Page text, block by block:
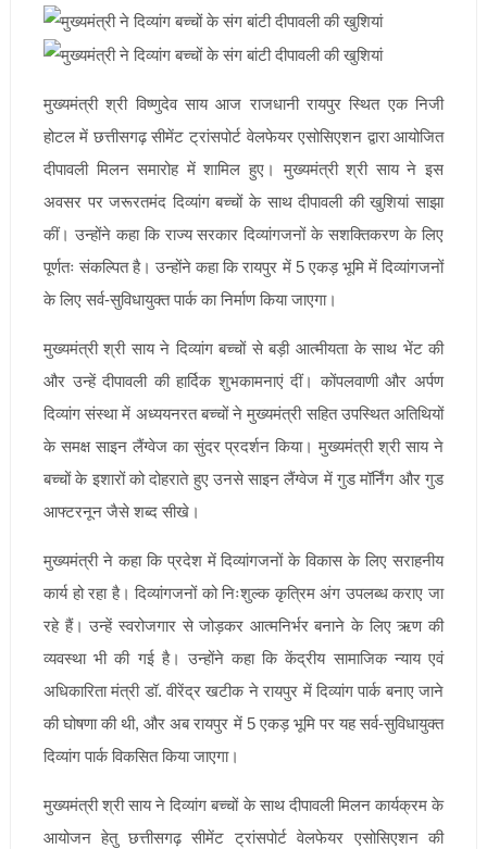
मुख्यमंत्री श्री विष्णुदेव साय आज राजधानी रायपुर स्थित एक निजी
होटल में छत्तीसगढ़ सीमेंट ट्रांसपोर्ट वेलफेयर एसोसिएशन द्वारा आयोजित
दीपावली मिलन समारोह में शामिल हुए। मुख्यमंत्री श्री साय ने इस
अवसर पर जरूरतमंद दिव्यांग बच्चों के साथ दीपावली की खुशियां साझा
कीं। उन्होंने कहा कि राज्य सरकार दिव्यांगजनों के सशक्तिकरण के लिए
पूर्णतः संकल्पित है। उन्होंने कहा कि रायपुर में 5 एकड़ भूमि में दिव्यांगजनों
के लिए सर्व-सुविधायुक्त पार्क का निर्माण किया जाएगा।
मुख्यमंत्री श्री साय ने दिव्यांग बच्चों से बड़ी आत्मीयता के साथ भेंट की
और उन्हें दीपावली की हार्दिक शुभकामनाएं दीं। कोंपलवाणी और अर्पण
दिव्यांग संस्था में अध्ययनरत बच्चों ने मुख्यमंत्री सहित उपस्थित अतिथियों
के समक्ष साइन लैंग्वेज का सुंदर प्रदर्शन किया। मुख्यमंत्री श्री साय ने
बच्चों के इशारों को दोहराते हुए उनसे साइन लैंग्वेज में गुड मॉर्निंग और गुड
आफ्टरनून जैसे शब्द सीखे।
मुख्यमंत्री ने कहा कि प्रदेश में दिव्यांगजनों के विकास के लिए सराहनीय
कार्य हो रहा है। दिव्यांगजनों को निःशुल्क कृत्रिम अंग उपलब्ध कराए जा
रहे हैं। उन्हें स्वरोजगार से जोड़कर आत्मनिर्भर बनाने के लिए ऋण की
व्यवस्था भी की गई है। उन्होंने कहा कि केंद्रीय सामाजिक न्याय एवं
अधिकारिता मंत्री डॉ. वीरेंद्र खटीक ने रायपुर में दिव्यांग पार्क बनाए जाने
की घोषणा की थी, और अब रायपुर में 5 एकड़ भूमि पर यह सर्व-सुविधायुक्त
दिव्यांग पार्क विकसित किया जाएगा।
मुख्यमंत्री श्री साय ने दिव्यांग बच्चों के साथ दीपावली मिलन कार्यक्रम के
आयोजन हेतु छत्तीसगढ़ सीमेंट ट्रांसपोर्ट वेलफेयर एसोसिएशन की